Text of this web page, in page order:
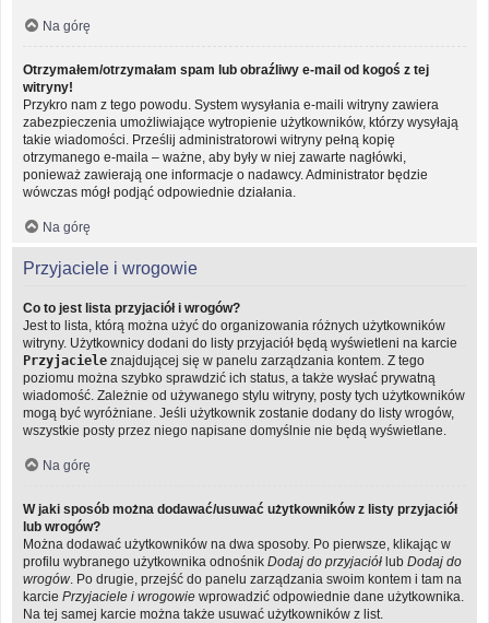
Na górę
Otrzymałem/otrzymałam spam lub obraźliwy e-mail od kogoś z tej
witryny!
Przykro nam z tego powodu. System wysyłania e-maili witryny zawiera
zabezpieczenia umożliwiające wytropienie użytkowników, którzy wysyłają
takie wiadomości. Prześlij administratorowi witryny pełną kopię
otrzymanego e-maila – ważne, aby były w niej zawarte nagłówki,
ponieważ zawierają one informacje o nadawcy. Administrator będzie
wówczas mógł podjąć odpowiednie działania.
Na górę
Przyjaciele i wrogowie
Co to jest lista przyjaciół i wrogów?
Jest to lista, którą można użyć do organizowania różnych użytkowników
witryny. Użytkownicy dodani do listy przyjaciół będą wyświetleni na karcie
Przyjaciele znajdującej się w panelu zarządzania kontem. Z tego
poziomu można szybko sprawdzić ich status, a także wysłać prywatną
wiadomość. Zależnie od używanego stylu witryny, posty tych użytkowników
mogą być wyróżniane. Jeśli użytkownik zostanie dodany do listy wrogów,
wszystkie posty przez niego napisane domyślnie nie będą wyświetlane.
Na górę
W jaki sposób można dodawać/usuwać użytkowników z listy przyjaciół
lub wrogów?
Można dodawać użytkowników na dwa sposoby. Po pierwsze, klikając w
profilu wybranego użytkownika odnośnik Dodaj do przyjaciół lub Dodaj do
wrogów . Po drugie, przejść do panelu zarządzania swoim kontem i tam na
karcie Przyjaciele i wrogowie wprowadzić odpowiednie dane użytkownika.
Na tej samej karcie można także usuwać użytkowników z list.